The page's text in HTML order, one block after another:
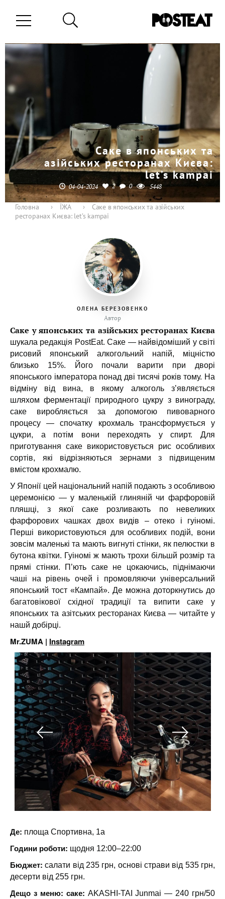
Саке в японських та
азійських ресторанах Києва:
let’s kampai
04-04-2024 2 0 5448
Головна › ЇЖА ›
Саке в японських та азійських
ресторанах Києва: let’s kampai
ОЛЕНА БЕРЕЗОВЕНКО
Автор
Саке у японських та азійських ресторанах Києва
шукала редакція PostEat. Саке — найвідоміший у світі
рисовий японський алкогольний напій, міцністю
близько 15%. Його почали варити при дворі
японського імператора понад дві тисячі років тому. На
відміну від вина, в якому алкоголь з’являється
шляхом ферментації природного цукру з винограду,
саке виробляється за допомогою пивоварного
процесу — спочатку крохмаль трансформується у
цукри, а потім вони переходять у спирт. Для
приготування саке використовується рис особливих
сортів, які відрізняються зернами з підвищеним
вмістом крохмалю.
У Японії цей національний напій подають з особливою
церемонією — у маленькій глиняній чи фарфоровій
пляшці, з якої саке розливають по невеликих
фарфорових чашках двох видів – отеко і гуіномі.
Перші використовуються для особливих подій, вони
зовсім маленькі та мають вигнуті стінки, як пелюстки в
бутона квітки. Гуіномі ж мають трохи більшй розмір та
прямі стінки. П’ють саке не цокаючись, піднімаючи
чаші на рівень очей і промовляючи універсальний
японський тост «Кампай». Де можна доторкнутись до
багатовікової східної традиції та випити саке у
японських та азітських ресторанах Києва — читайте у
нашй добірці.
Mr.ZUMA | Instagram
Де: площа Спортивна, 1а
Години роботи: щодня 12:00–22:00
Бюджет:салати від 235 грн, основі страви від 535 грн,
десерти від 255 грн.
Дещо з меню: саке: AKASHI-TAI Junmai — 240 грн/50